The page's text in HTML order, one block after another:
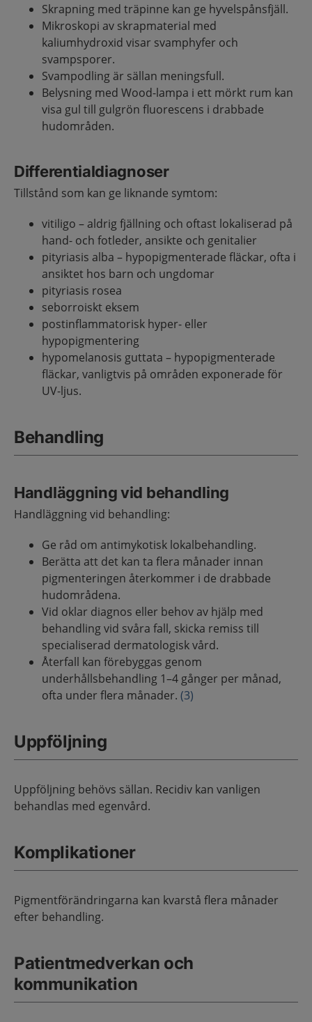
Skrapning med träpinne kan ge hyvelspånsfjäll.
Mikroskopi av skrapmaterial med
kaliumhydroxid visar svamphyfer och
svampsporer.
Svampodling är sällan meningsfull.
Belysning med Wood-lampa i ett mörkt rum kan
visa gul till gulgrön fluorescens i drabbade
hudområden.
Differentialdiagnoser
Tillstånd som kan ge liknande symtom:
vitiligo – aldrig fjällning och oftast lokaliserad på
hand- och fotleder, ansikte och genitalier
pityriasis alba – hypopigmenterade fläckar, ofta i
ansiktet hos barn och ungdomar
pityriasis rosea
seborroiskt eksem
postinflammatorisk hyper- eller
hypopigmentering
hypomelanosis guttata – hypopigmenterade
fläckar, vanligtvis på områden exponerade för
UV-ljus.
Behandling
Handläggning vid behandling
Handläggning vid behandling:
Ge råd om antimykotisk lokalbehandling.
Berätta att det kan ta flera månader innan
pigmenteringen återkommer i de drabbade
hudområdena.
Vid oklar diagnos eller behov av hjälp med
behandling vid svåra fall, skicka remiss till
specialiserad dermatologisk vård.
Återfall kan förebyggas genom
underhållsbehandling 1–4 gånger per månad,
ofta under flera månader. (3)
Uppföljning
Uppföljning behövs sällan. Recidiv kan vanligen
behandlas med egenvård.
Komplikationer
Pigmentförändringarna kan kvarstå flera månader
efter behandling.
Patientmedverkan och
kommunikation